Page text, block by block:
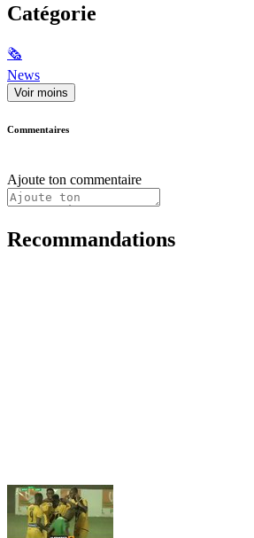
Catégorie
🗞
News
Voir moins
Commentaires
Ajoute ton commentaire
Recommandations